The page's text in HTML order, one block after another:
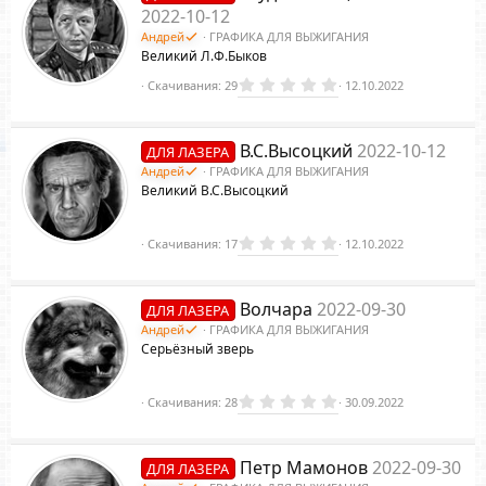
р
с
а
с
у
р
с
а
к
а
р
е
с
у
д
2022-10-12
Андрей ГРАФИКА ДЛЯ ВЫЖИГАНИЯ
Великий Л.Ф.Быков
0
.
0
в
ё
з
Скачивания 29 12.10.2022
ДЛЯ ЛАЗЕРА В.С.Высоцкий 2022-10-12
Андрей ГРАФИКА ДЛЯ ВЫЖИГАНИЯ
Великий В.С.Высоцкий
0
.
0
з
в
ё
з
Скачивания 17 12.10.2022
ДЛЯ ЛАЗЕРА Волчара 2022-09-30
Андрей ГРАФИКА ДЛЯ ВЫЖИГАНИЯ
Серьёзный зверь
0
.
0
в
Скачивания 28 30.09.2022
ДЛЯ ЛАЗЕРА Петр Мамонов2022-09-30